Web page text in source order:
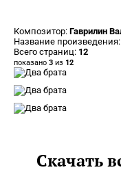
Композитор: Гаврилин
Название произведения:
Всего страниц: 12
показано 3 из 12
Скачать